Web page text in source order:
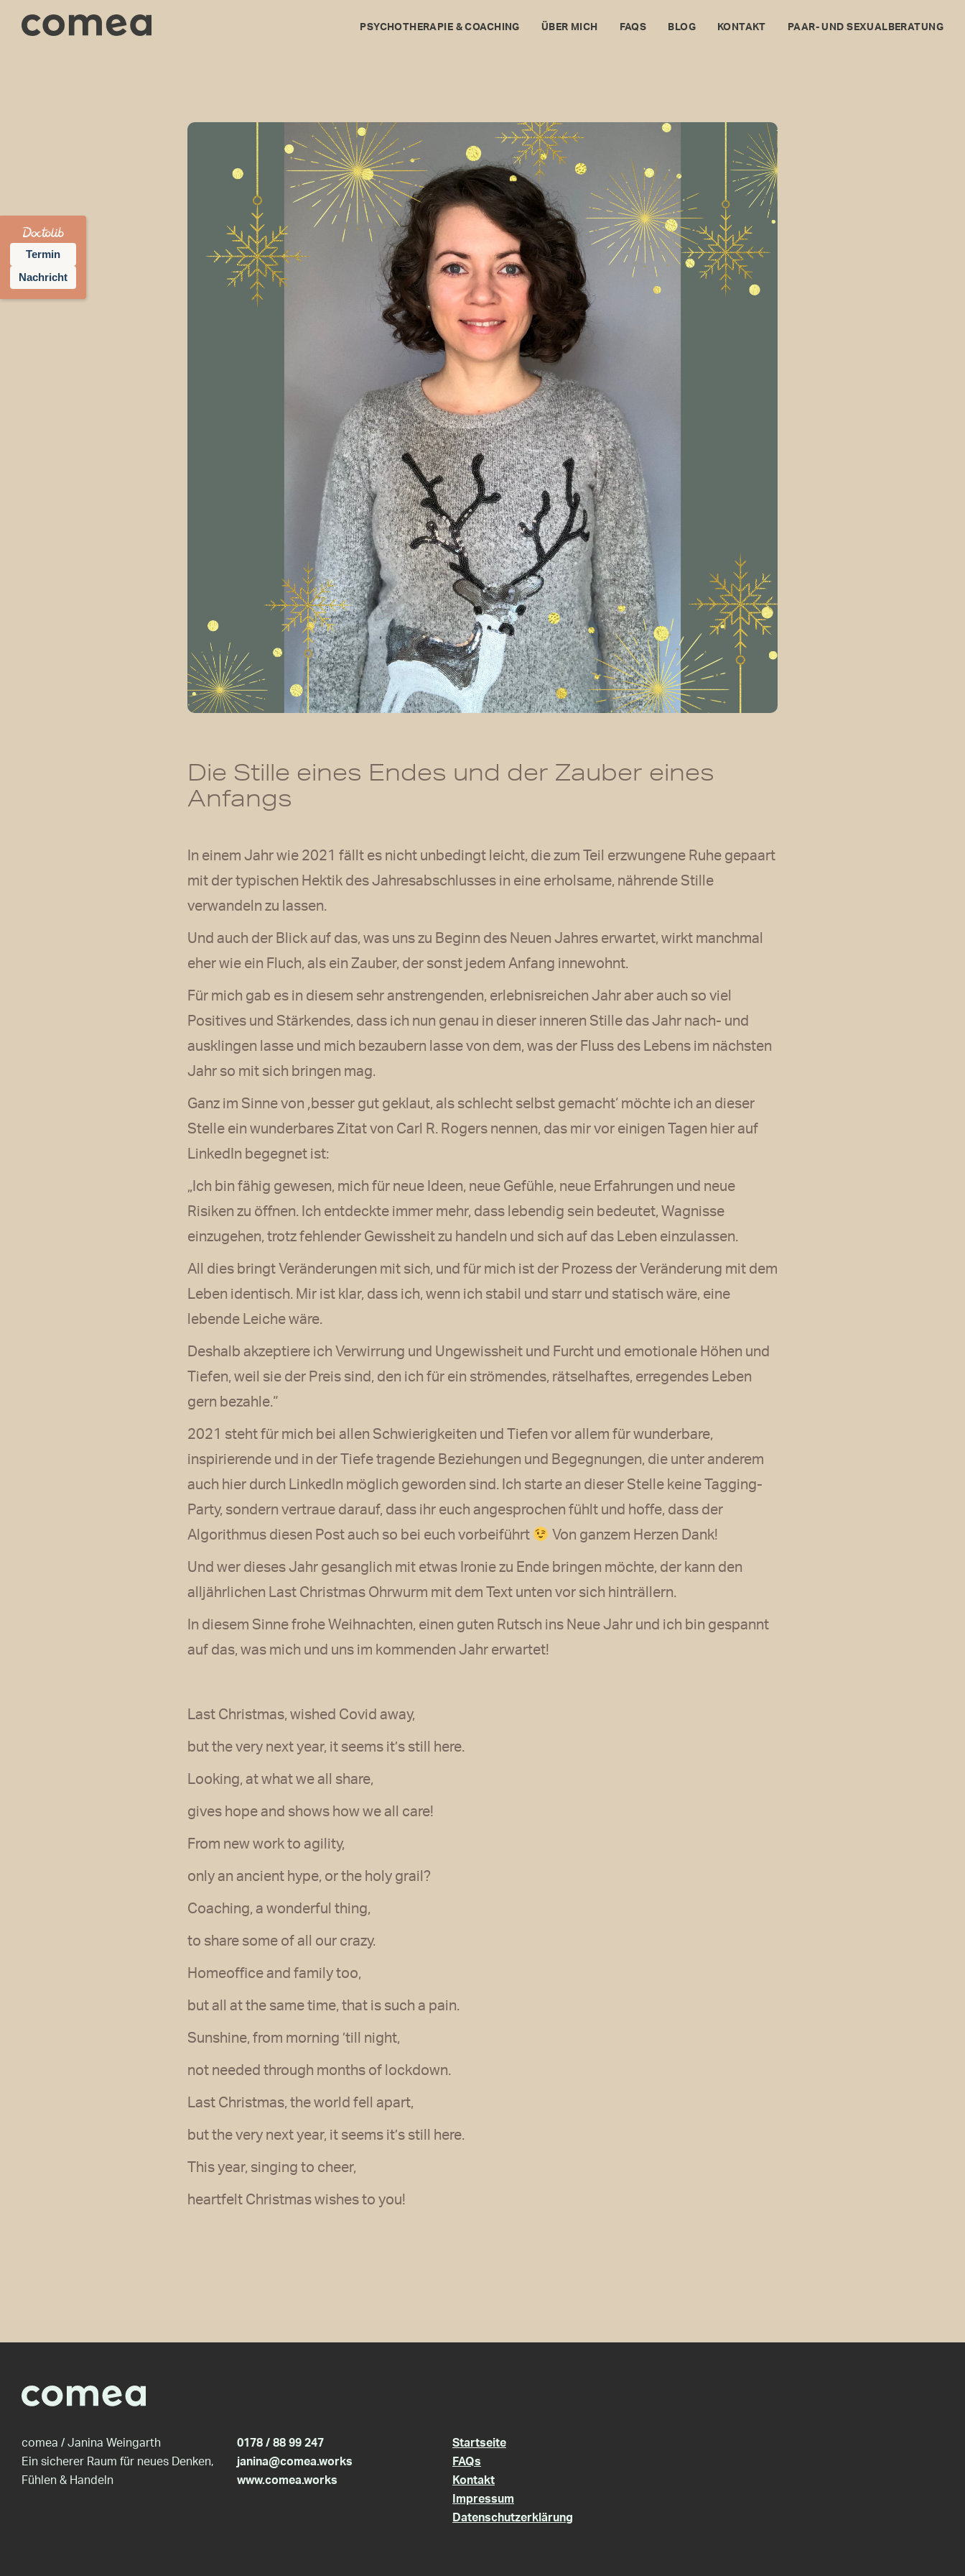
PSYCHOTHERAPIE & COACHING ÜBER MICH FAQS BLOG KONTAKT PAAR- UND SEXUALBERATUNG
Die Stille eines Endes und der Zauber eines
Anfangs
In einem Jahr wie 2021 fällt es nicht unbedingt leicht, die zum Teil erzwungene Ruhe gepaart
mit der typischen Hektik des Jahresabschlusses in eine erholsame, nährende Stille
verwandeln zu lassen.
Und auch der Blick auf das, was uns zu Beginn des Neuen Jahres erwartet, wirkt manchmal
eher wie ein Fluch, als ein Zauber, der sonst jedem Anfang innewohnt.
Für mich gab es in diesem sehr anstrengenden, erlebnisreichen Jahr aber auch so viel
Positives und Stärkendes, dass ich nun genau in dieser inneren Stille das Jahr nach- und
ausklingen lasse und mich bezaubern lasse von dem, was der Fluss des Lebens im nächsten
Jahr so mit sich bringen mag.
Ganz im Sinne von ‚besser gut geklaut, als schlecht selbst gemacht‘ möchte ich an dieser
Stelle ein wunderbares Zitat von Carl R. Rogers nennen, das mir vor einigen Tagen hier auf
LinkedIn begegnet ist:
„Ich bin fähig gewesen, mich für neue Ideen, neue Gefühle, neue Erfahrungen und neue
Risiken zu öffnen. Ich entdeckte immer mehr, dass lebendig sein bedeutet, Wagnisse
einzugehen, trotz fehlender Gewissheit zu handeln und sich auf das Leben einzulassen.
All dies bringt Veränderungen mit sich, und für mich ist der Prozess der Veränderung mit dem
Leben identisch. Mir ist klar, dass ich, wenn ich stabil und starr und statisch wäre, eine
lebende Leiche wäre.
Deshalb akzeptiere ich Verwirrung und Ungewissheit und Furcht und emotionale Höhen und
Tiefen, weil sie der Preis sind, den ich für ein strömendes, rätselhaftes, erregendes Leben
gern bezahle.“
2021 steht für mich bei allen Schwierigkeiten und Tiefen vor allem für wunderbare,
inspirierende und in der Tiefe tragende Beziehungen und Begegnungen, die unter anderem
auch hier durch LinkedIn möglich geworden sind. Ich starte an dieser Stelle keine Tagging-
Party, sondern vertraue darauf, dass ihr euch angesprochen fühlt und hoffe, dass der
Algorithmus diesen Post auch so bei euch vorbeiführt
Von ganzem Herzen Dank!
Und wer dieses Jahr gesanglich mit etwas Ironie zu Ende bringen möchte, der kann den
alljährlichen Last Christmas Ohrwurm mit dem Text unten vor sich hinträllern.
In diesem Sinne frohe Weihnachten, einen guten Rutsch ins Neue Jahr und ich bin gespannt
auf das, was mich und uns im kommenden Jahr erwartet!
Last Christmas, wished Covid away,
but the very next year, it seems it’s still here.
Looking, at what we all share,
gives hope and shows how we all care!
From new work to agility,
only an ancient hype, or the holy grail?
Coaching, a wonderful thing,
to share some of all our crazy.
Homeoffice and family too,
but all at the same time, that is such a pain.
Sunshine, from morning ’till night,
not needed through months of lockdown.
Last Christmas, the world fell apart,
but the very next year, it seems it’s still here.
This year, singing to cheer,
heartfelt Christmas wishes to you!
comea / Janina Weingarth
Ein sicherer Raum für neues Denken,
Fühlen & Handeln
0178 / 88 99 247
janina@comea.works
www.comea.works
Startseite
FAQs
Kontakt
Impressum
Datenschutzerklärung